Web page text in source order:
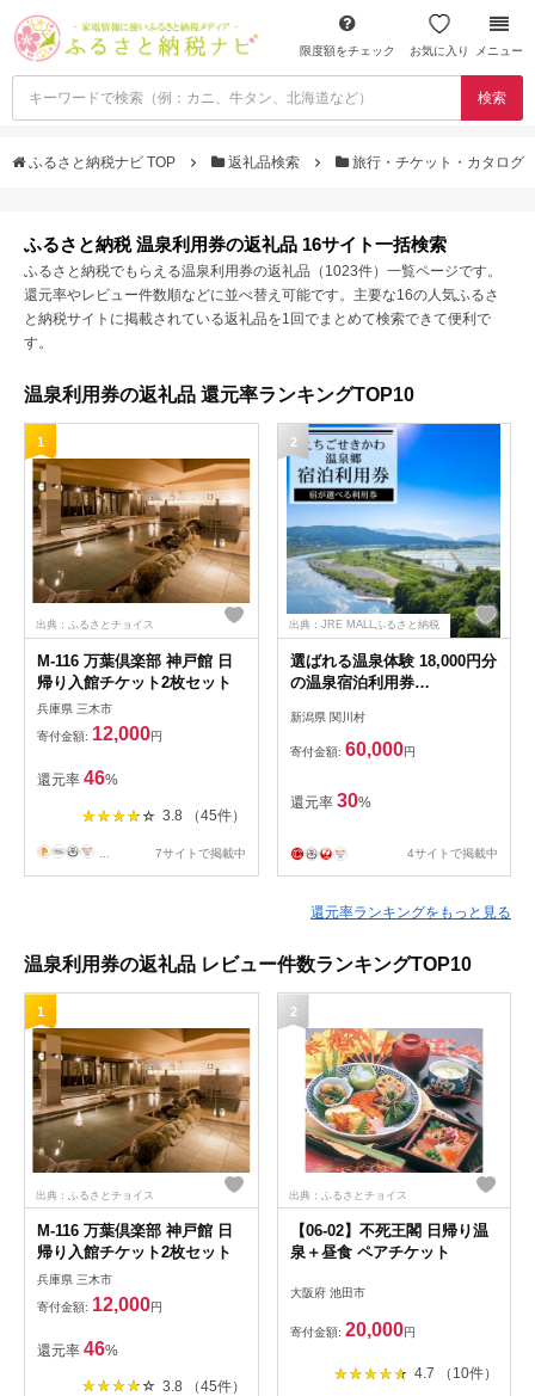
限度額をチェック お気に入り メニュー
検索
ふるさと納税ナビ TOP 返礼品検索 旅行・チケット・カタログ
ふるさと納税 温泉利用券の返礼品 16サイト一括検索
ふるさと納税でもらえる温泉利用券の返礼品（1023件）一覧ページです。
還元率やレビュー件数順などに並べ替え可能です。主要な16の人気ふるさ
と納税サイトに掲載されている返礼品を1回でまとめて検索できて便利で
す。
温泉利用券の返礼品 還元率ランキングTOP10
1
出典：ふるさとチョイス
M-116 万葉倶楽部 神戸館 日
帰り入館チケット2枚セット
兵庫県 三木市
寄付金額: 12,000円
還元率 46%
3.8 （45件）
... 7サイトで掲載中
2
出典：JRE MALLふるさと納税
選ばれる温泉体験 18,000円分
の温泉宿泊利用券
新潟県 関川村
寄付金額: 60,000円
還元率 30%
4サイトで掲載中
還元率ランキングをもっと見る
温泉利用券の返礼品 レビュー件数ランキングTOP10
1
出典：ふるさとチョイス
M-116 万葉倶楽部 神戸館 日
帰り入館チケット2枚セット
兵庫県 三木市
寄付金額: 12,000円
還元率 46%
3.8 （45件）
2
出典：ふるさとチョイス
【06-02】不死王閣 日帰り温
泉＋昼食 ペアチケット
大阪府 池田市
寄付金額: 20,000円
4.7 （10件）